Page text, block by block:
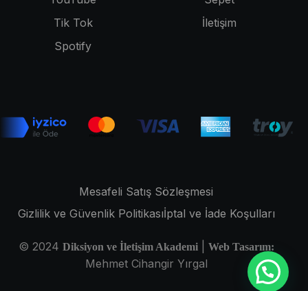
Tik Tok
Spotify
İletişim
© 2024 Diksiyon ve İletişim Akademi| Web Tasarım:
Mehmet Cihangir Yırgal
Mesafeli Satış Sözleşmesi
Gizlilik ve Güvenlik Politikasıİptal ve İade Koşulları